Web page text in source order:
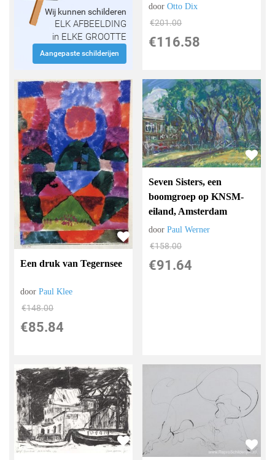
Wij kunnen schilderen
ELK AFBEELDING
in ELKE GROOTTE
Aangepaste schilderijen
doorOtto Dix
€201.00
€116.58
Een druk van Tegernsee
doorPaul Klee
€148.00
€85.84
Seven Sisters, een
boomgroep op KNSM-
eiland, Amsterdam
doorPaul Werner
€158.00
€91.64